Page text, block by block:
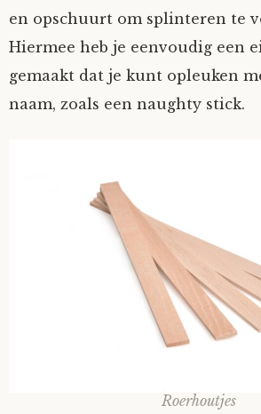
en opschuurt om splinteren te
Hiermee heb je eenvoudig een
gemaakt dat je kunt opleuken
naam, zoals een naughty stick.
Roerhoutjes